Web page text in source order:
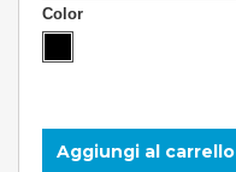
Color
Aggiungi al carrello